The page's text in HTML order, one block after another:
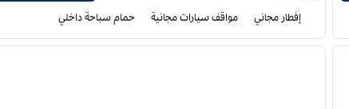
إفطار مجاني مواقف سيارات مجانية حمام سباحة داخلي
التالية
1 من 12